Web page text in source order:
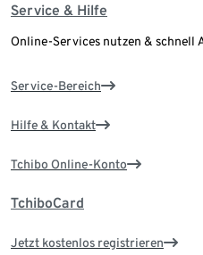
Service & Hilfe
Online-Services nutzen & schnell
Service-Bereich
Hilfe & Kontakt
Tchibo Online-Konto
TchiboCard
Jetzt kostenlos registrieren